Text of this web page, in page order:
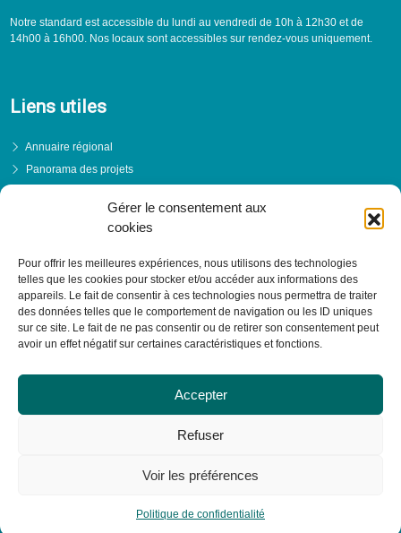
Gérer le consentement aux
cookies
Pour offrir les meilleures expériences, nous utilisons des technologies
telles que les cookies pour stocker et/ou accéder aux informations des
appareils. Le fait de consentir à ces technologies nous permettra de traiter
des données telles que le comportement de navigation ou les ID uniques
sur ce site. Le fait de ne pas consentir ou de retirer son consentement peut
avoir un effet négatif sur certaines caractéristiques et fonctions.
Accepter
Refuser
Voir les préférences
Politique de confidentialité
Notre standard est accessible du lundi au vendredi de 10h à 12h30 et de
14h00 à 16h00. Nos locaux sont accessibles sur rendez-vous uniquement.
Liens utiles
Annuaire régional
Panorama des projets
Réalisation :La Luciole Digitale